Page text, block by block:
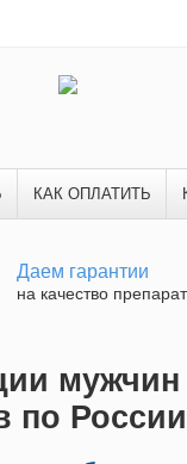
КАК ОПЛАТИТЬ
Даем гарантии
на качество
мужчин
по России